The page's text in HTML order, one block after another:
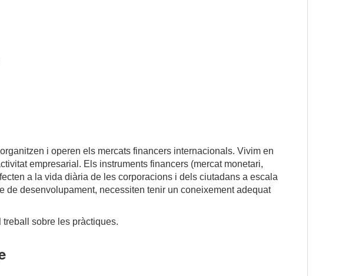
i operen els mercats financers internacionals. Vivim en
empresarial. Els instruments financers (mercat monetari,
a la vida diària de les corporacions i dels ciutadans a escala
desenvolupament, necessiten tenir un coneixement adequat
sobre les pràctiques.